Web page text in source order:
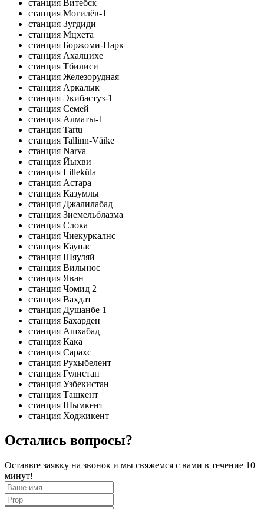
станция Витебск
станция Могилёв-1
станция Зугдиди
станция Мцхета
станция Боржоми-Парк
станция Ахалцихе
станция Тбилиси
станция Железорудная
станция Аркалык
станция Экибастуз-1
станция Семей
станция Алматы-1
станция Tartu
станция Tallinn-Väike
станция Narva
станция Йыхви
станция Lilleküla
станция Астара
станция Казумлы
станция Джалилабад
станция Зиемельблазма
станция Слока
станция Чиекуркалнс
станция Каунас
станция Шяуляй
станция Вильнюс
станция Яван
станция Чомид 2
станция Вахдат
станция Душанбе 1
станция Бахарден
станция Ашхабад
станция Кака
станция Сарахс
станция Рухыбелент
станция Гулистан
станция Узбекистан
станция Ташкент
станция Шымкент
станция Ходжикент
Остались вопросы?
Оставьте заявку на звонок и мы свяжемся с вами в течение 10
минут!